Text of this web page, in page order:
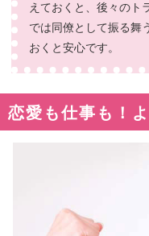
えておくと、後々のト
では同僚として振る舞
おくと安心です。
恋愛も仕事も！